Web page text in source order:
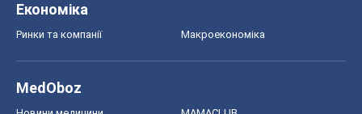
Економіка
Ринки та компанії Макроекономіка
MedOboz